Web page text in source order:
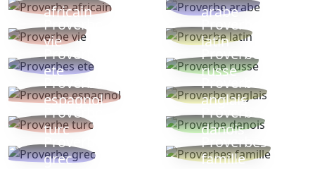
africain
arabe
Proverbe
vie
Proverbe
latin
Proverbes
ete
Proverbe
russe
Proverbe
espagnol
Proverbe
anglais
Proverbe
turc
Proverbe
danois
Proverbe
grec
Proverbes
famille